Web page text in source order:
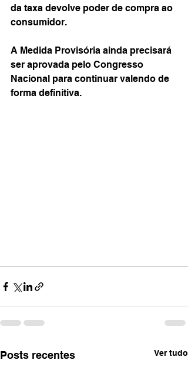
da taxa devolve poder de compra ao
consumidor.
A Medida Provisória ainda precisará
ser aprovada pelo Congresso
Nacional para continuar valendo de
forma definitiva.
Posts recentes Ver tudo